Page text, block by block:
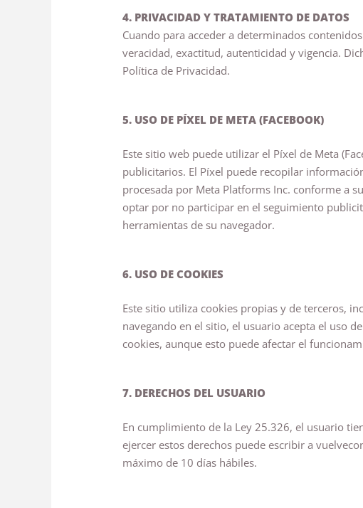
4. PRIVACIDAD Y TRATAMIENTO DE DATOS
Cuando para acceder a determinados
veracidad, exactitud, autenticidad y vigencia.
Política de Privacidad.
5. USO DE PÍXEL DE META (FACEBOOK)
Este sitio web puede utilizar el Píxel de Meta
publicitarios. El Píxel puede recopilar
procesada por Meta Platforms Inc. conforme a
optar por no participar en el seguimiento
herramientas de su navegador.
6. USO DE COOKIES
Este sitio utiliza cookies propias y de terceros,
navegando en el sitio, el usuario acepta el uso
cookies, aunque esto puede afectar el
7. DERECHOS DEL USUARIO
En cumplimiento de la Ley 25.326, el usuario
ejercer estos derechos puede escribir a
máximo de 10 días hábiles.